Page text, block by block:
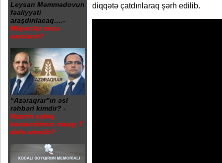
Leysan Məmmədovun
fəaliyyəti
araşdırılacaq….-
Milyonlar necə
xərclənir?
“Azəraqrar”ın əsl
rəhbəri kimdir? -
Nazirin sabiq
komandirinin maaşı 7
dəfə artırılıb?
diqqətə çatdırılaraq şərh edilib.